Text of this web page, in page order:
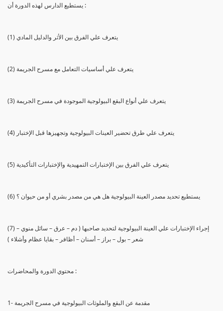
يستطيع الدارس لهذه الدورة أن :
(1) يتعرف علي الفرق بين الأثر والدليل المادي
(2) يتعرف علي أساسيات التعامل مع مسرح الجريمة
(3) يتعرف علي أنواع البقع البيولوجية الموجودة في مسرح الجريمة
(4) يتعرف علي طرق تحضير العينات البيولوجية وتجهيزها قبل الإختبار
(5) يتعرف علي الفرق بين الإختبارات التمهيدية والإختبارات التأكيدية
(6) يستطيع تحديد مصدر العينة البيولوجية هل هي من مصدر بشري أو من حيوان ؟
(7) إجراء الإختبارات علي العينة البيولوجية لتحديد صاحبها ( دم – عرق – سائل منوي –
شعر – بول – براز – أسنان – أظافر – بقايا عظام وأشلاء )
محتوي الدورة والمحاضرات :
1- مقدمة عن البقع والملوثات البيولوجية في مسرح الجريمة